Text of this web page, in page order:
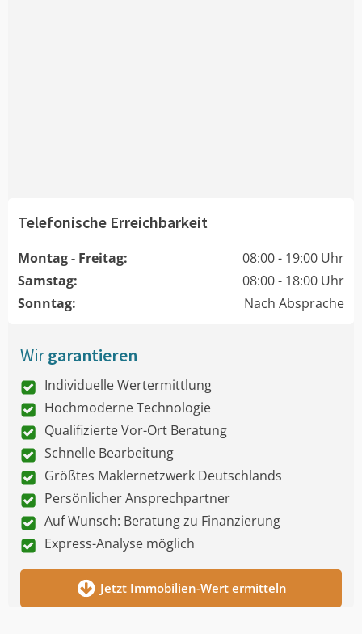
Telefonische Erreichbarkeit
Montag - Freitag:
08:00 - 19:00 Uhr
Samstag:
08:00 - 18:00 Uhr
Sonntag:
Nach Absprache
Wirgarantieren
Individuelle Wertermittlung
Hochmoderne Technologie
Qualifizierte Vor-Ort Beratung
Schnelle Bearbeitung
Größtes Maklernetzwerk Deutschlands
Persönlicher Ansprechpartner
Auf Wunsch: Beratung zu Finanzierung
Express-Analyse möglich
Jetzt Immobilien-Wert ermitteln